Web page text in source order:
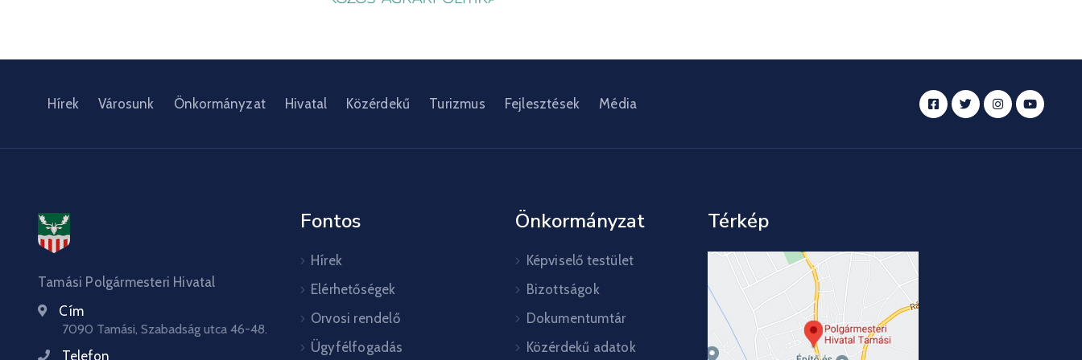
Hírek Városunk Önkormányzat Hivatal Közérdekű Turizmus Fejlesztések Média
Tamási Polgármesteri Hivatal
Cím
7090 Tamási, Szabadság utca 46-48.
Telefon
Fontos
Hírek
Elérhetőségek
Orvosi rendelő
Ügyfélfogadás
Önkormányzat
Képviselő testület
Bizottságok
Dokumentumtár
Közérdekű adatok
Térkép